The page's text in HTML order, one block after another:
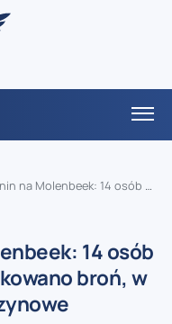
zatrzymanych, skonfiskowano broń, w tym trzy karabiny maszynowe
14 osób
broń, w